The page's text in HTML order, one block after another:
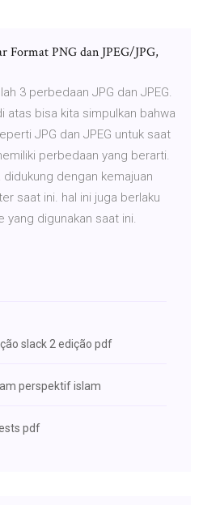
Format PNG dan JPEG/JPG,
3 perbedaan JPG dan JPEG.
atas bisa kita simpulkan bahwa
JPG dan JPEG untuk saat
perbedaan yang berarti.
dengan kemajuan
saat ini. hal ini juga berlaku
yang digunakan saat ini.
slack 2 edição pdf
perspektif islam
pdf